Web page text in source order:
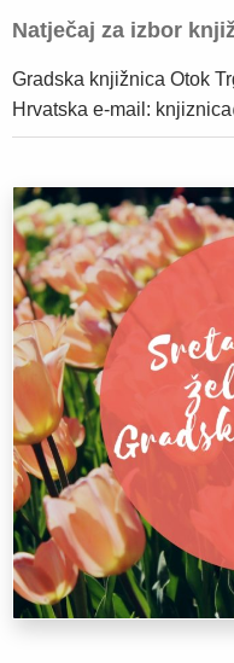
Natječaj za izbor
Gradska knjižnica Otok
Hrvatska e-mail: